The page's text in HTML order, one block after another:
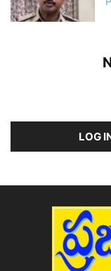
LOG